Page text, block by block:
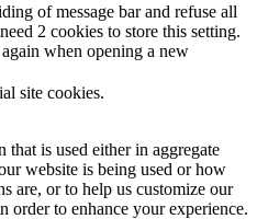
of message bar and refuse all
2 cookies to store this setting.
when opening a new
site cookies.
is used either in aggregate
website is being used or how
are, or to help us customize our
order to enhance your experience.